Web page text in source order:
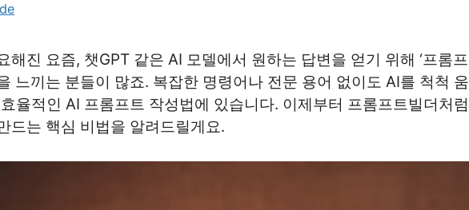
해진 요즘, 챗GPT 같은 AI 모델에서 원하는 답변을 얻기 위해 ‘프롬프
느끼는 분들이 많죠. 복잡한 명령어나 전문 용어 없이도 AI를 척척 움
율적인 AI 프롬프트 작성법에 있습니다. 이제부터 프롬프트빌더처럼
드는 핵심 비법을 알려드릴게요.